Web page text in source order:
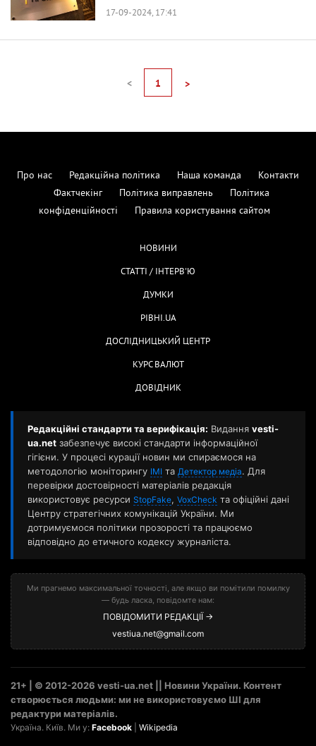
17-09-2024, 17:41
< 1 >
Про нас Редакційна політика Наша команда
Контакти
Фактчекінг
Політика виправлень
Політика
конфіденційності
Правила користування сайтом
НОВИНИ
СТАТТІ / ІНТЕРВ'Ю
ДУМКИ
РІВНІ.UA
ДОСЛІДНИЦЬКИЙ ЦЕНТР
КУРС ВАЛЮТ
ДОВІДНИК
Редакційні стандарти та верифікація: Видання vesti-
ua.net забезпечує високі стандарти інформаційної
гігієни. У процесі курації новин ми спираємося на
методологію моніторингу ІМІ та Детектор медіа. Для
перевірки достовірності матеріалів редакція
використовує ресурси StopFake, VoxCheck та офіційні дані
Центру стратегічних комунікацій України. Ми
дотримуємося політики прозорості та працюємо
відповідно до етичного кодексу журналіста.
Ми прагнемо максимальної точності, але якщо ви помітили помилку
— будь ласка, повідомте нам:
ПОВІДОМИТИ РЕДАКЦІЇ →
vestiua.net@gmail.com
21+ | © 2012-2026 vesti-ua.net || Новини України. Контент
створюється людьми: ми не використовуємо ШІ для
редактури матеріалів.
Україна. Київ. Ми у: Facebook Wikipedia